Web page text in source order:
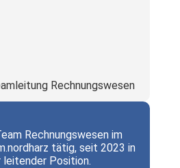
Rechnungswesen
Rechnungswesen im
tätig, seit 2023 in
Position.